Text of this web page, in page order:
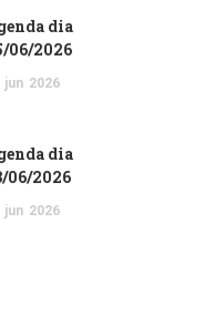
dia
06/2026
jun 2026
dia
06/2026
jun 2026